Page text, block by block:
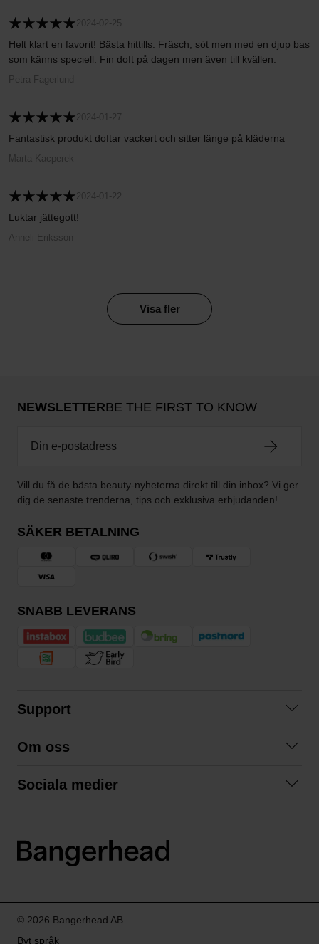
2024-02-25
Helt klart en favorit! Bästa hittills. Fräsch, söt men med en djup bas
som känns speciell. Fin doft på dagen men även till kvällen.
Petra Fagerlund
2024-01-27
Fantastisk produkt doftar vackert och sitter länge på kläderna
Marta Kacperek
2024-01-22
Luktar jättegott!
Anneli Eriksson
Visa fler
NEWSLETTERBE THE FIRST TO KNOW
Vill du få de bästa beauty-nyheterna direkt till din inbox? Vi ger
dig de senaste trenderna, tips och exklusiva erbjudanden!
SÄKER BETALNING
SNABB LEVERANS
Support
Köpvillkor
Om oss
Våra fraktalternativ
Sociala medier
LinkedIn
© 2026 Bangerhead AB
Byt språk